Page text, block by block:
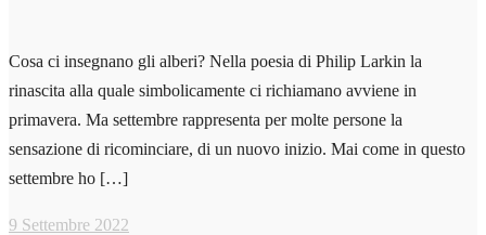
Cosa ci insegnano gli alberi? Nella poesia di Philip Larkin la
rinascita alla quale simbolicamente ci richiamano avviene in
primavera. Ma settembre rappresenta per molte persone la
sensazione di ricominciare, di un nuovo inizio. Mai come in questo
settembre ho […]
9 Settembre 2022